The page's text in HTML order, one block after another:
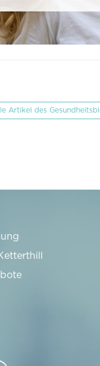
Artikel des